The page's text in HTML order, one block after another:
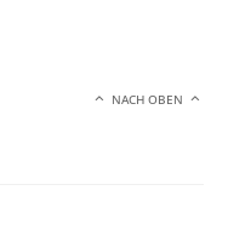
NACH OBEN